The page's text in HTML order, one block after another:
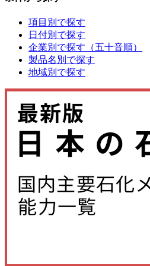
項目別で探す
日付別で探す
企業別で探す（五十音順）
製品名別で探す
地域別で探す